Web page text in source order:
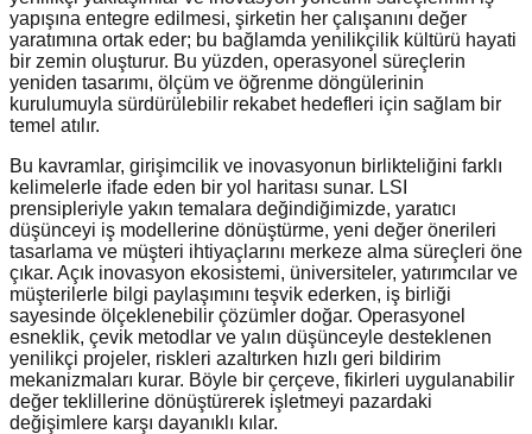
yapışına entegre edilmesi, şirketin her çalışanını değer
yaratımına ortak eder; bu bağlamda yenilikçilik kültürü hayati
bir zemin oluşturur. Bu yüzden, operasyonel süreçlerin
yeniden tasarımı, ölçüm ve öğrenme döngülerinin
kurulumuyla sürdürülebilir rekabet hedefleri için sağlam bir
temel atılır.
Bu kavramlar, girişimcilik ve inovasyonun birlikteliğini farklı
kelimelerle ifade eden bir yol haritası sunar. LSI
prensipleriyle yakın temalara değindiğimizde, yaratıcı
düşünceyi iş modellerine dönüştürme, yeni değer önerileri
tasarlama ve müşteri ihtiyaçlarını merkeze alma süreçleri öne
çıkar. Açık inovasyon ekosistemi, üniversiteler, yatırımcılar ve
müşterilerle bilgi paylaşımını teşvik ederken, iş birliği
sayesinde ölçeklenebilir çözümler doğar. Operasyonel
esneklik, çevik metodlar ve yalın düşünceyle desteklenen
yenilikçi projeler, riskleri azaltırken hızlı geri bildirim
mekanizmaları kurar. Böyle bir çerçeve, fikirleri uygulanabilir
değer teklillerine dönüştürerek işletmeyi pazardaki
değişimlere karşı dayanıklı kılar.